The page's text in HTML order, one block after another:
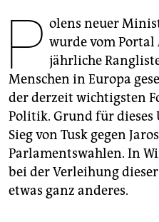
epaper login
P olens neuer
wurde vom Portal
jährliche
Menschen in Europa
der derzeit wichtigsten
Politik. Grund für
Sieg von Tusk gegen
Parlamentswahlen. In
bei der Verleihung
etwas ganz anderes.